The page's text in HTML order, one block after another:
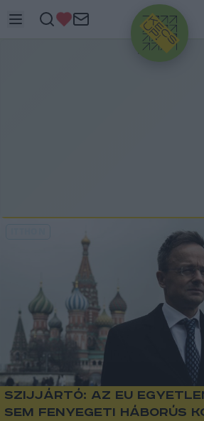
HIRDETÉS
Szijjártó: Az EU
sem fenyegeti háborús